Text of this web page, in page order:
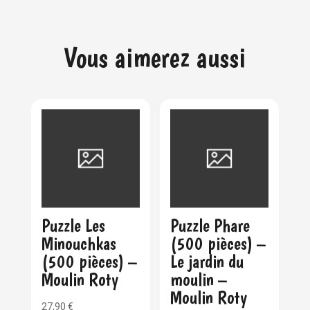
Vous aimerez aussi
Puzzle Les
Minouchkas
(500 pièces) –
Moulin Roty
27,90 €
Puzzle Phare
(500 pièces) –
Le jardin du
moulin –
Moulin Roty